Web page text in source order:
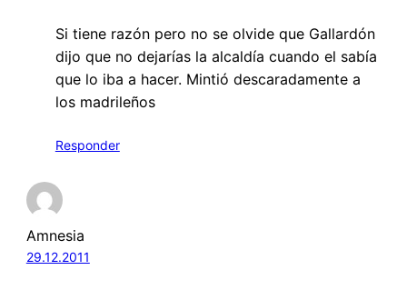
Si tiene razón pero no se olvide que Gallardón
dijo que no dejarías la alcaldía cuando el sabía
que lo iba a hacer. Mintió descaradamente a
los madrileños
Responder
Amnesia
29.12.2011